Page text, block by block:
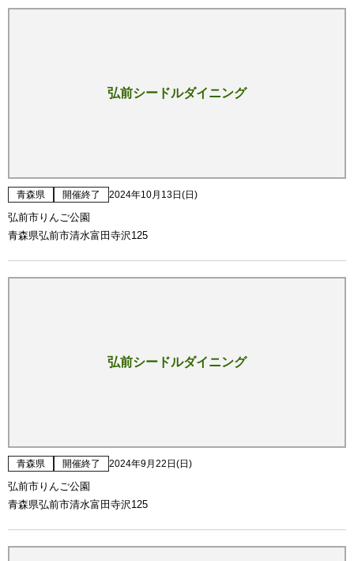
弘前シードルダイニング
青森県 開催終了 2024年10月13日(日)
弘前市りんご公園
青森県弘前市清水富田寺沢125
弘前シードルダイニング
青森県 開催終了 2024年9月22日(日)
弘前市りんご公園
青森県弘前市清水富田寺沢125